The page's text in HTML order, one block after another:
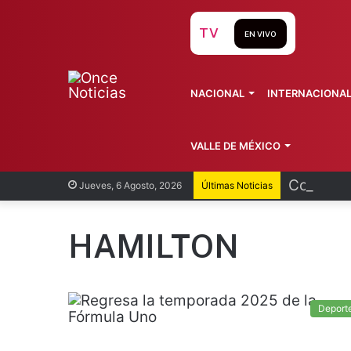
Jueves, 6 Agosto, 2026 Últimas Noticias
TV EN VIVO
NACIONAL INTERNACIONAL
VALLE DE MÉXICO
HAMILTON